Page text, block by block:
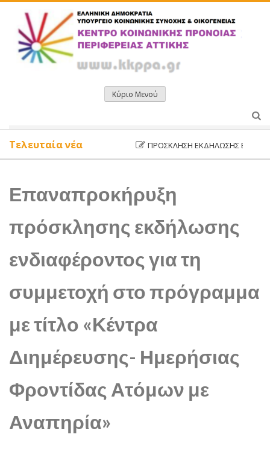
περιεχόμενο
Κύριο Μενού
ΠΡΌΣΚΛΗΣΗ ΕΚΔΉΛΩΣΗΣ
Τελευταία νέα
Επαναπροκήρυξη
πρόσκλησης εκδήλωσης
ενδιαφέροντος για τη
συμμετοχή στο πρόγραμμα
με τίτλο «Κέντρα
Διημέρευσης- Ημερήσιας
Φροντίδας Ατόμων με
Αναπηρία»